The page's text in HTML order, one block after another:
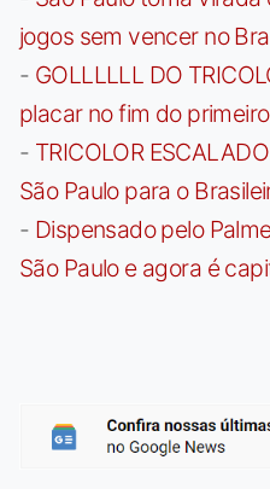
jogos sem vencer no
- GOLLLLLL DO
placar no fim do
- TRICOLOR
São Paulo para o
- Dispensado pelo
São Paulo e agora é